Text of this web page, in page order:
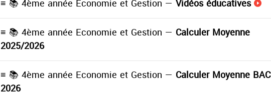
≡ 📚 4ème année Economie et Gestion — Vidéos éducatives
≡ 📚 4ème année Economie et Gestion — Calculer Moyenne
2025/2026
≡ 📚 4ème année Economie et Gestion — Calculer Moyenne BAC
2026